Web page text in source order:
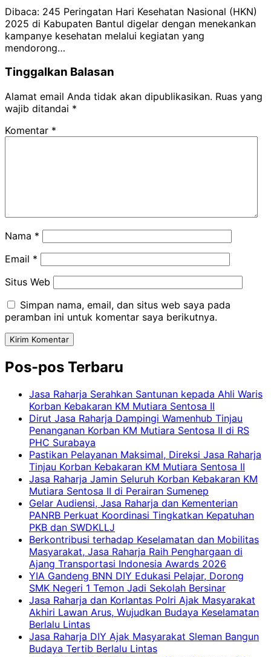
Dibaca: 245 Peringatan Hari Kesehatan Nasional (HKN)
2025 di Kabupaten Bantul digelar dengan menekankan
kampanye kesehatan melalui kegiatan yang
mendorong…
Tinggalkan Balasan
Alamat email Anda tidak akan dipublikasikan. Ruas yang
wajib ditandai *
Komentar *
Nama *
Email *
Situs Web
Simpan nama, email, dan situs web saya pada
peramban ini untuk komentar saya berikutnya.
Pos-pos Terbaru
Jasa Raharja Serahkan Santunan kepada Ahli Waris
Korban Kebakaran KM Mutiara Sentosa II
Dirut Jasa Raharja Dampingi Wamenhub Tinjau
Penanganan Korban KM Mutiara Sentosa II di RS
PHC Surabaya
Pastikan Pelayanan Maksimal, Direksi Jasa Raharja
Tinjau Korban Kebakaran KM Mutiara Sentosa II
Jasa Raharja Jamin Seluruh Korban Kebakaran KM
Mutiara Sentosa II di Perairan Sumenep
Gelar Audiensi, Jasa Raharja dan Kementerian
PANRB Perkuat Koordinasi Tingkatkan Kepatuhan
PKB dan SWDKLLJ
Berkontribusi terhadap Keselamatan dan Mobilitas
Masyarakat, Jasa Raharja Raih Penghargaan di
Ajang Transportasi Indonesia Awards 2026
YIA Gandeng BNN DIY Edukasi Pelajar, Dorong
SMK Negeri 1 Temon Jadi Sekolah Bersinar
Jasa Raharja dan Korlantas Polri Ajak Masyarakat
Akhiri Lawan Arus, Wujudkan Budaya Keselamatan
Berlalu Lintas
Jasa Raharja DIY Ajak Masyarakat Sleman Bangun
Budaya Tertib Berlalu Lintas